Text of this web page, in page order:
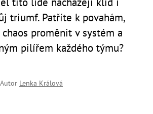
triumf. Patříte k povahám,
proměnit v systém a
pilířem každého týmu?
Lenka Králová